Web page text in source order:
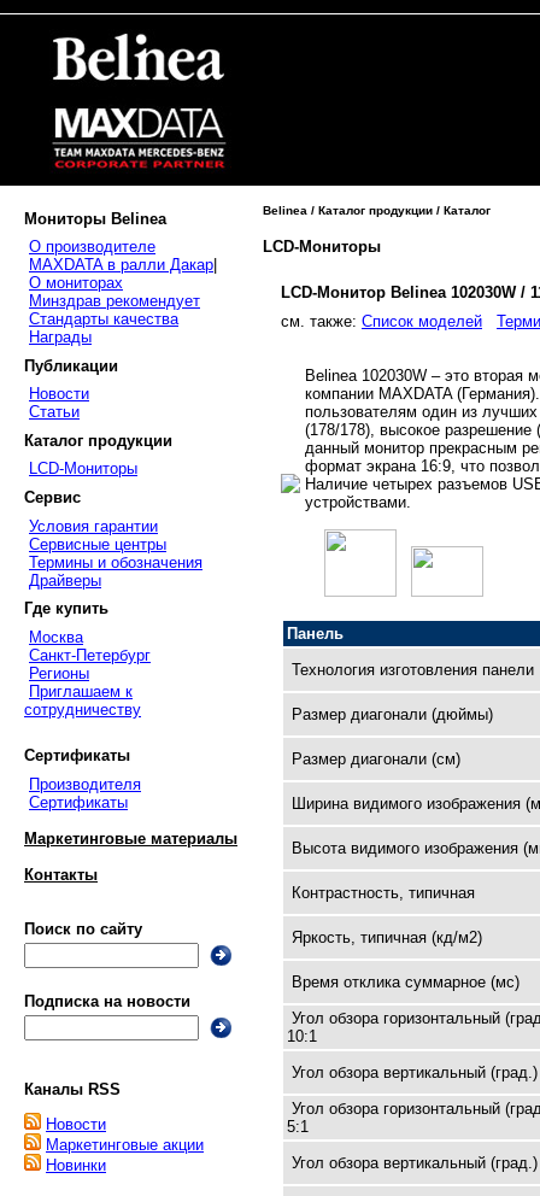
Мониторы Belinea
О производителе
MAXDATA в ралли Дакар
О мониторах
Минздрав рекомендует
Стандарты качества
Награды
Публикации
Новости
Статьи
Каталог продукции
LCD-Мониторы
Сервис
Условия гарантии
Сервисные центры
Термины и обозначения
Драйверы
Где купить
Москва
Санкт-Петербург
Регионы
Приглашаем к
сотрудничеству
Сертификаты
Производителя
Сертификаты
Маркетинговые материалы
Контакты
Поиск по сайту
Подписка на новости
Каналы RSS
Новости
Маркетинговые акции
Новинки
Belinea / Каталог продукции / Каталог
LCD-Мониторы
LCD-Монитор Belinea 102030W /
cм. также: Список моделей
Belinea 102030W – это вторая
компании MAXDATA
пользователям один из
(178/178), высокое
данный монитор прекрасным
формат экрана 16:9, что
Наличие четырех разъемов
устройствами.
Панель
Технология изготовления панели
Размер диагонали (дюймы)
Размер диагонали (см)
Ширина видимого изображения
Высота видимого изображения
Контрастность, типичная
Яркость, типичная (кд/м2)
Время отклика суммарное (мс)
Угол обзора горизонтальный
10:1
Угол обзора вертикальный
Угол обзора горизонтальный
5:1
Угол обзора вертикальный